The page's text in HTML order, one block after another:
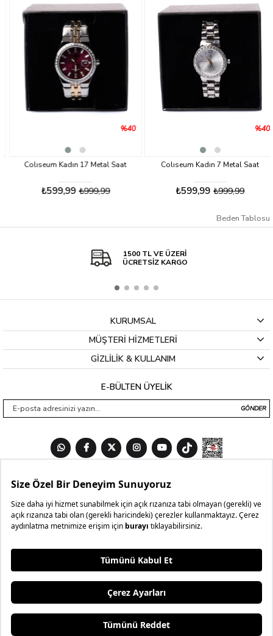
Colıseum Kadın 17 Metal Saat
₺599,99 ₺999,99
%40
Colıseum Kadın 7 Metal Saat
₺599,99 ₺999,99
%40
Beden Tablosu
1500 TL VE ÜZERİ
ÜCRETSİZ KARGO
KURUMSAL
MÜŞTERİ HİZMETLERİ
GİZLİLİK & KULLANIM
E-BÜLTEN ÜYELİK
GÖNDER